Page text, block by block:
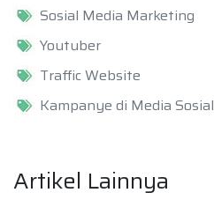
Sosial Media Marketing
Youtuber
Traffic Website
Kampanye di Media Sosial
Artikel Lainnya